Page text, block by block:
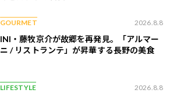
GOURMET 2026.8.8
INI・藤牧京介が故郷を再発見。「アルマー
ニ / リストランテ」が昇華する長野の美食
LIFESTYLE 2026.8.8